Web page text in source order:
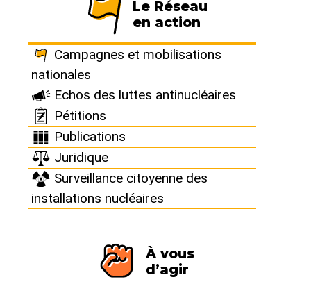
Le Réseau
en action
Campagnes et mobilisations
nationales
Echos des luttes antinucléaires
Pétitions
Publications
Juridique
Surveillance citoyenne des
installations nucléaires
À vous
d’agir
contre le projet ITER se poursuit
Suite à la catastrophe de Fukushima, et à la demande